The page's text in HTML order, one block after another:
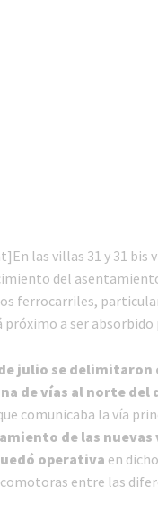
las villas 31 y 31 bis
del
ferrocarriles,
próximo a ser
julio se delimitaron
de vías al norte del
comunicaba la vía
de las
operativa en
entre las